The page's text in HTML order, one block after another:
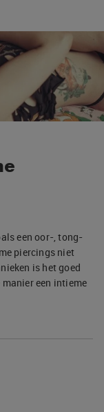
een oor-, tong-
piercings niet
is het goed
een intieme